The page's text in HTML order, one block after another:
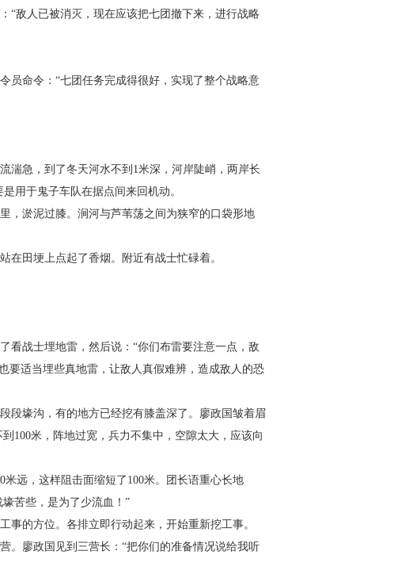
“敌人已被消灭，现在应该把七团撤下来，进行战略
员命令：“七团任务完成得很好，实现了整个战略意
湍急，到了冬天河水不到 1米深，河岸陡峭，两岸长
用于鬼子车队在据点间来回机动。
里，淤泥过膝。涧河与芦苇荡之间为狭窄的口袋形地
在田埂上点起了香烟。附近有战士忙碌着。
看战士埋地雷，然后说：“你们布雷要注意一点，敌
要适当埋些真地雷，让敌人真假难辨，造成敌人的恐
段壕沟，有的地方已经挖有膝盖深了。廖政国皱着眉
100米，阵地过宽，兵力不集中，空隙太大，应该向
米远，这样阻击面缩短了 100米。团长语重心长地
苦些，是为了少流血！”
事的方位。各排立即行动起来，开始重新挖工事。
。廖政国见到三营长：“把你们的准备情况说给我听